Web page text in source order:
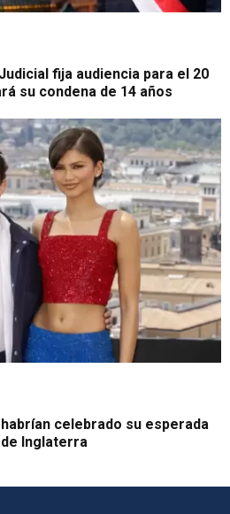
fija audiencia para el 20
su condena de 14 años
celebrado su esperada
Inglaterra